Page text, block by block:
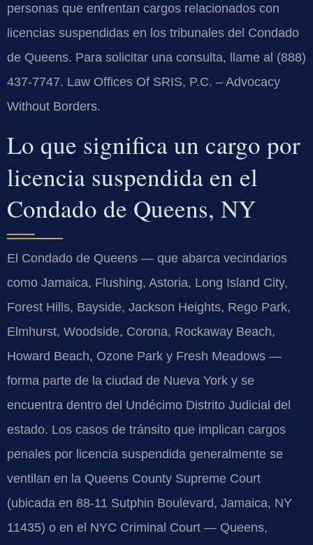
personas que enfrentan cargos relacionados con
licencias suspendidas en los tribunales del Condado
de Queens. Para solicitar una consulta, llame al (888)
437-7747. Law Offices Of SRIS, P.C. – Advocacy
Without Borders.
Lo que significa un cargo por
licencia suspendida en el
Condado de Queens, NY
El Condado de Queens — que abarca vecindarios
como Jamaica, Flushing, Astoria, Long Island City,
Forest Hills, Bayside, Jackson Heights, Rego Park,
Elmhurst, Woodside, Corona, Rockaway Beach,
Howard Beach, Ozone Park y Fresh Meadows —
forma parte de la ciudad de Nueva York y se
encuentra dentro del Undécimo Distrito Judicial del
estado. Los casos de tránsito que implican cargos
penales por licencia suspendida generalmente se
ventilan en la Queens County Supreme Court
(ubicada en 88-11 Sutphin Boulevard, Jamaica, NY
11435) o en el NYC Criminal Court — Queens,